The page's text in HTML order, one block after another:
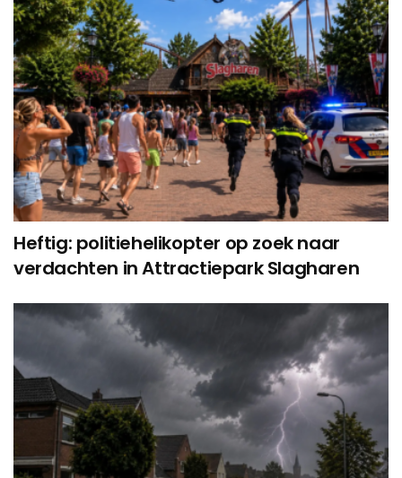
Heftig: politiehelikopter op zoek naar
verdachten in Attractiepark Slagharen